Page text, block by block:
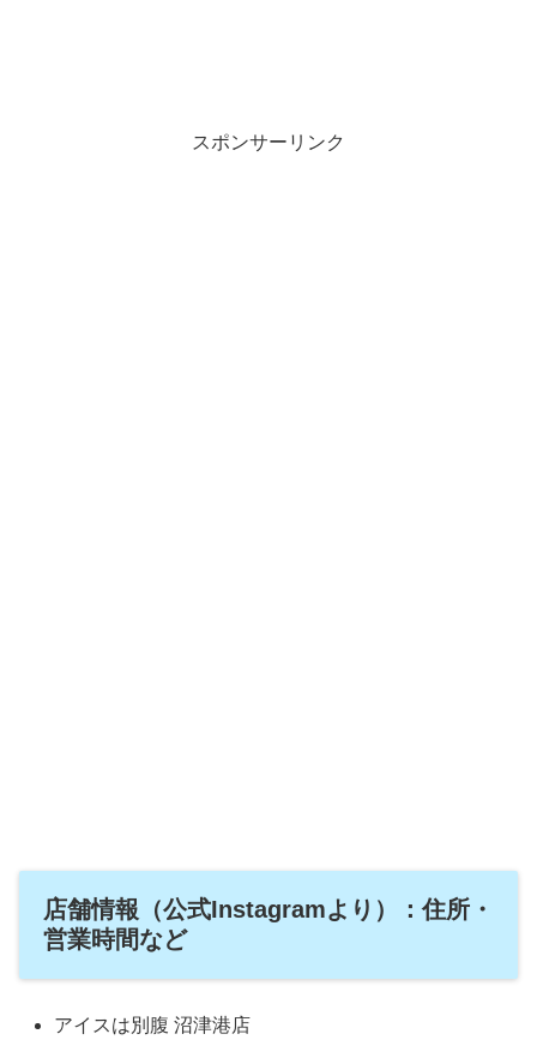
スポンサーリンク
店舗情報（公式Instagramより）：住所・
営業時間など
アイスは別腹 沼津港店